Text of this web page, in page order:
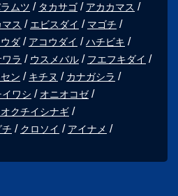
ムツ タカサゴ
アカカマス
ス エビスダイ
マゴチ
ダ アコウダイ
ハチビキ
ラ ウスメバル
フエフキダイ
ン キチヌ
カナガシラ
ワシ
オニオコゼ
クチイシナギ
クロソイ
アイナメ